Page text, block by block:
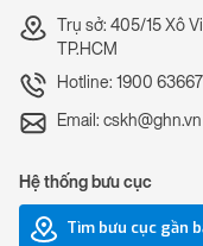
Trụ sở: 405/15 Xô
TP.HCM
Hotline: 1900
Email: cskh@ghn.vn
Hệ thống bưu cục
Tìm bưu cục gần